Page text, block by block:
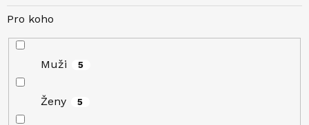
Pro koho
Muži 5
Ženy 5